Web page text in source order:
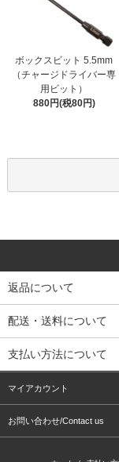
ボックスビット 5.5mm
（チャージドライバー専
用ビット）
880円(税80円)
返品について
配送・送料について
支払い方法について
マイアカウント
お問い合わせ/Contact us